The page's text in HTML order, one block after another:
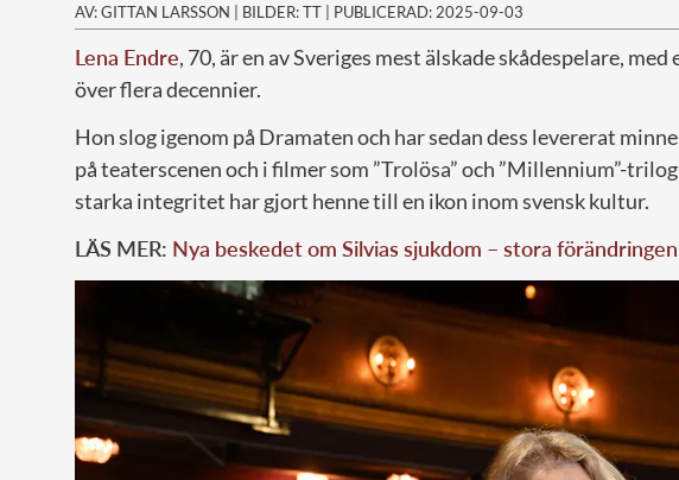
AV: GITTAN LARSSON | BILDER: TT | PUBLICERAD: 2025-09-03
Lena Endre, 70, är en av Sveriges mest älskade skådespelare,
över flera decennier.
Hon slog igenom på Dramaten och har sedan dess levererat
på teaterscenen och i filmer som ”Trolösa” och ”Millennium”-
starka integritet har gjort henne till en ikon inom svensk kultur.
LÄS MER: Nya beskedet om Silvias sjukdom – stora förändringen